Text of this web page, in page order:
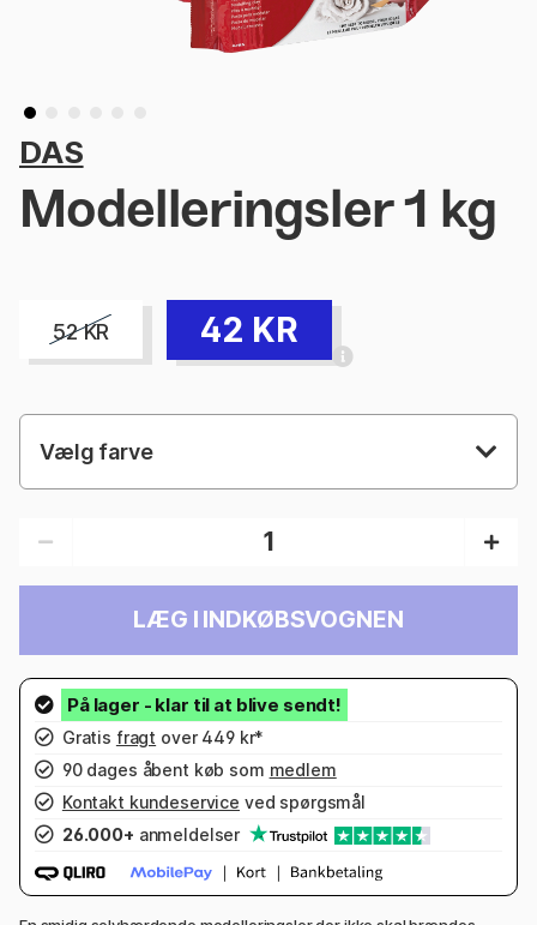
DAS
Modelleringsler 1 kg
52KR 42 KR
Vælg farve
LÆG I INDKØBSVOGNEN
Gratis fragt over 449 kr*
90 dages åbent køb som medlem
Kontakt kundeservice ved spørgsmål
26.000+ anmeldelser